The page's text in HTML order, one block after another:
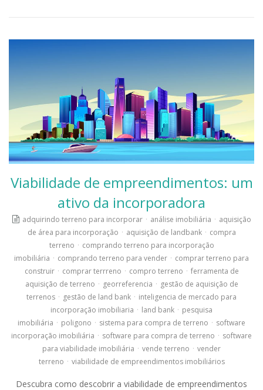
Viabilidade de empreendimentos: um
ativo da incorporadora
adquirindo terreno para incorporar · análise imobiliária · aquisição
de área para incorporação · aquisição de landbank · compra
terreno · comprando terreno para incorporação
imobiliária · comprando terreno para vender · comprar terreno para
construir · comprar terrreno · compro terreno · ferramenta de
aquisição de terreno · georreferencia · gestão de aquisição de
terrenos · gestão de land bank · inteligencia de mercado para
incorporação imobiliaria · land bank · pesquisa
imobiliária · poligono · sistema para compra de terreno · software
incorporação imobiliária · software para compra de terreno · software
para viabilidade imobiliária · vende terreno · vender
terreno · viabilidade de empreendimentos imobiliários
Descubra como descobrir a viabilidade de empreendimentos